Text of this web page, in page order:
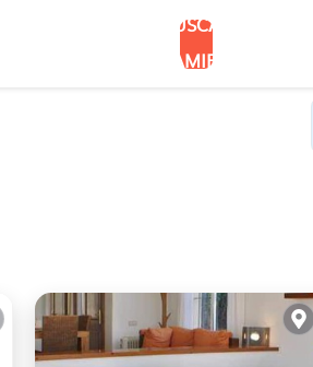
BUSCAR
ALOJAMIENTOS